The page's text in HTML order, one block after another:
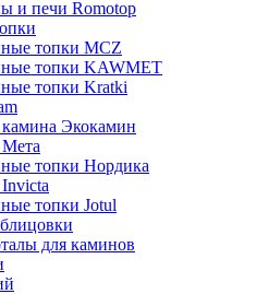
и печи Romotop
топки MCZ
топки KAWMET
топки Kratki
Экокамин
топки Нордика
топки Jotul
для каминов